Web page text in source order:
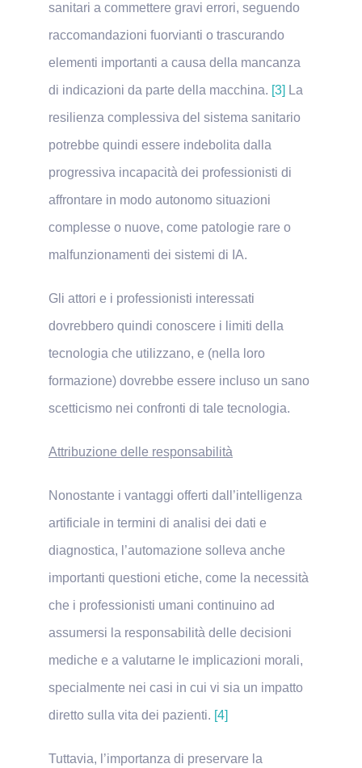
sanitari a commettere gravi errori, seguendo
raccomandazioni fuorvianti o trascurando
elementi importanti a causa della mancanza
di indicazioni da parte della macchina. [3] La
resilienza complessiva del sistema sanitario
potrebbe quindi essere indebolita dalla
progressiva incapacità dei professionisti di
affrontare in modo autonomo situazioni
complesse o nuove, come patologie rare o
malfunzionamenti dei sistemi di IA.
Gli attori e i professionisti interessati
dovrebbero quindi conoscere i limiti della
tecnologia che utilizzano, e (nella loro
formazione) dovrebbe essere incluso un sano
scetticismo nei confronti di tale tecnologia.
Attribuzione delle responsabilità
Nonostante i vantaggi offerti dall’intelligenza
artificiale in termini di analisi dei dati e
diagnostica, l’automazione solleva anche
importanti questioni etiche, come la necessità
che i professionisti umani continuino ad
assumersi la responsabilità delle decisioni
mediche e a valutarne le implicazioni morali,
specialmente nei casi in cui vi sia un impatto
diretto sulla vita dei pazienti. [4]
Tuttavia, l’importanza di preservare la